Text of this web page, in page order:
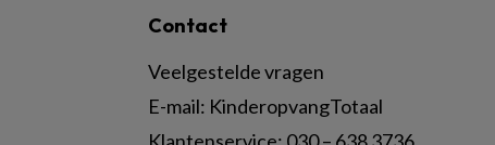
Contact
Veelgestelde vragen
E-mail: KinderopvangTotaal